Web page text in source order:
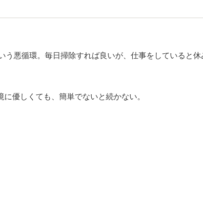
悪循環。毎日掃除すれば良いが、仕事をしていると
優しくても、簡単でないと続かない。